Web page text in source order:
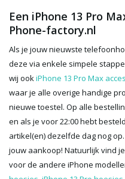
Een iPhone 13 Pro
Phone-factory.nl
Als je jouw nieuwste
deze via enkele simpele
wij ookiPhone 13 Pro Max
waar je alle overige handige
nieuwe toestel. Op alle
en als je voor 22:00 hebt
artikel(en) dezelfde dag nog
jouw aankoop! Natuurlijk vind
voor de andere iPhone